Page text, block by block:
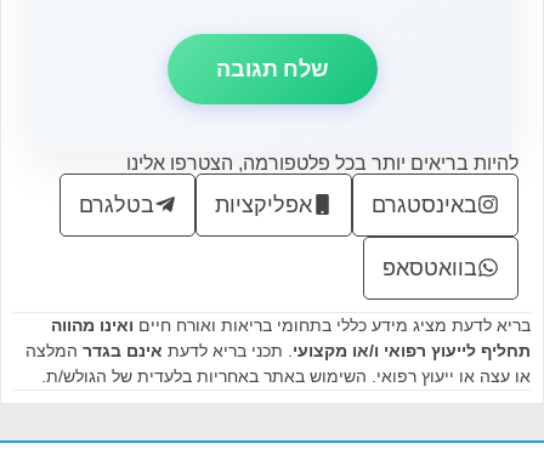
להיות בריאים יותר בכל פלטפורמה, הצטרפו אלינו
באינסטגרם אפליקציות בטלגרם
בוואטסאפ
בריא לדעת מציג מידע כללי בתחומי בריאות ואורח חיים ואינו מהווה
תחליף לייעוץ רפואי ו/או מקצועי . תכני בריא לדעת אינם בגדר המלצה
או עצה או ייעוץ רפואי. השימוש באתר באחריות בלעדית של הגולש/ת.